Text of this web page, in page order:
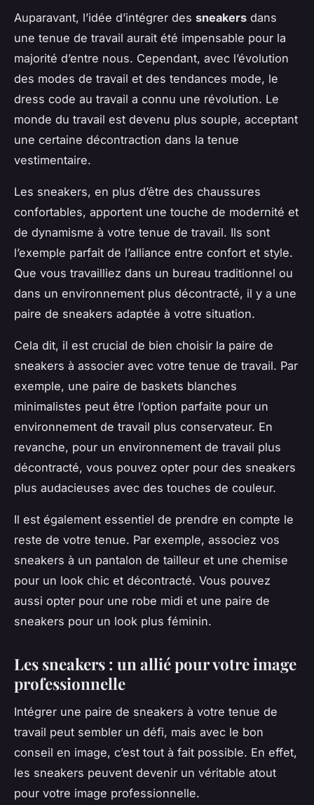
Auparavant, l’idée d’intégrer des sneakers dans
une tenue de travail aurait été impensable pour la
majorité d’entre nous. Cependant, avec l’évolution
des modes de travail et des tendances mode, le
dress code au travail a connu une révolution. Le
monde du travail est devenu plus souple, acceptant
une certaine décontraction dans la tenue
vestimentaire.
Les sneakers, en plus d’être des chaussures
confortables, apportent une touche de modernité et
de dynamisme à votre tenue de travail. Ils sont
l’exemple parfait de l’alliance entre confort et style.
Que vous travailliez dans un bureau traditionnel ou
dans un environnement plus décontracté, il y a une
paire de sneakers adaptée à votre situation.
Cela dit, il est crucial de bien choisir la paire de
sneakers à associer avec votre tenue de travail. Par
exemple, une paire de baskets blanches
minimalistes peut être l’option parfaite pour un
environnement de travail plus conservateur. En
revanche, pour un environnement de travail plus
décontracté, vous pouvez opter pour des sneakers
plus audacieuses avec des touches de couleur.
Il est également essentiel de prendre en compte le
reste de votre tenue. Par exemple, associez vos
sneakers à un pantalon de tailleur et une chemise
pour un look chic et décontracté. Vous pouvez
aussi opter pour une robe midi et une paire de
sneakers pour un look plus féminin.
Les sneakers : un allié pour votre image
professionnelle
Intégrer une paire de sneakers à votre tenue de
travail peut sembler un défi, mais avec le bon
conseil en image, c’est tout à fait possible. En effet,
les sneakers peuvent devenir un véritable atout
pour votre image professionnelle.